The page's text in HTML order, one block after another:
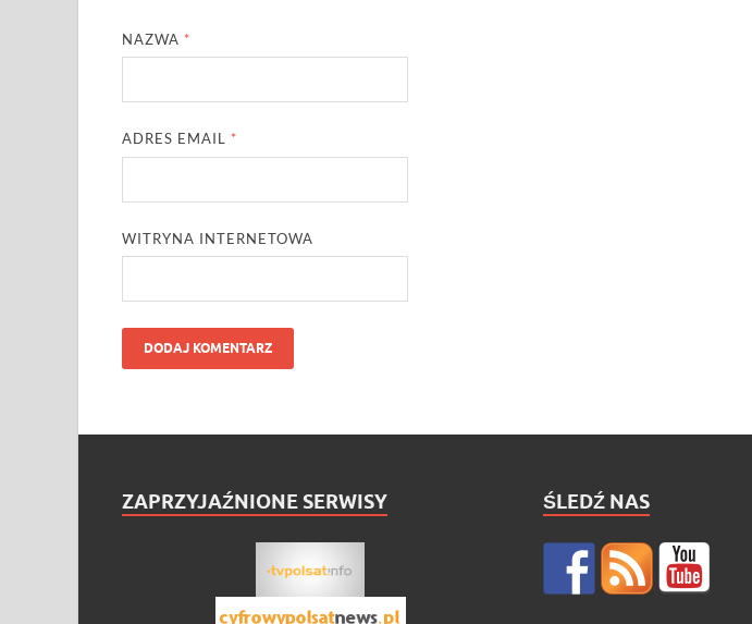
NAZWA *
ADRES EMAIL *
WITRYNA INTERNETOWA
ZAPRZYJAŹNIONE SERWISY ŚLEDŹ NAS